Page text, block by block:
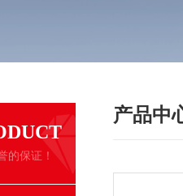
的保证！
产品中